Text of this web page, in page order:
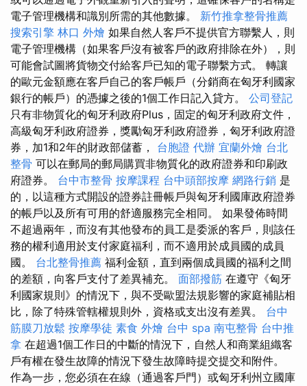
電子管理機構和識別所需的其他數據。 新竹推拿整骨推薦
搜索引擎 林口 外燴 如果自然人客戶不提供官方聯繫人，則
電子管理機構（如果客戶沒有被客戶的政府排除在外），則
可能會試圖將貨物交付給客戶已知的電子聯繫方式。 轉讓
的歐元金額應在客戶自己的客戶帳戶（分銷商在匈牙利國家
銀行的帳戶）的憑據之後的1個工作日記入貸方。 公司登記
只有非物質化的匈牙利政府Plus，固定的匈牙利政府文件，
高級匈牙利政府證券，獎勵匈牙利政府證券，匈牙利政府證
券，加1和2年的財政部儲蓄， 台胞證 代辦 宜蘭外燴 台北
整骨 可以在郵局的郵局購買非物質化的政府證券和印刷政
府證券。 台中市整骨 按摩課程 台中頭部按摩 網路行銷 是
的，以這種方式開設的證券註冊帳戶與匈牙利國庫政府證券
的帳戶以及所有可用的舒適服務完全相同。 如果發佈時間
不超過兩年，而沒有其他發布的員工是委派的客戶，則該任
務的權利適用於支付家庭福利，而不適用於成員國的成員
國。 台北整骨推薦 福利金額，直到兩個成員國的福利之間
的差額，向客戶支付了差異補充。 面部撥筋 在遵守《匈牙
利國家規則》的情況下，與不受歐盟法規影響的家庭補貼相
比，除了特殊管轄權規則外，資格或支出沒有差異。 台中
筋膜刀放鬆 按摩學徒 素食 外燴 台中 spa 南屯整骨 台中推
拿 在超過1個工作日的中斷的情況下，自然人和商業組織客
戶有權在發生故障的情況下發生故障時提交提交和附件。
作為一步，您必須在在線（通過客戶門）或匈牙利州立國庫